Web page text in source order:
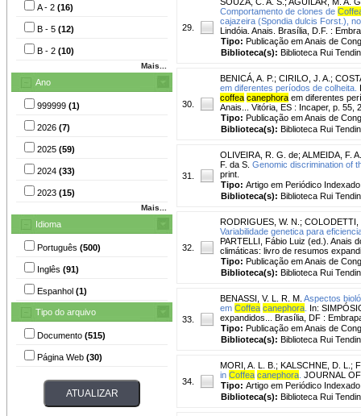
A - 2 (16)
B - 5 (12)
B - 2 (10)
Mais...
Ano
999999 (1)
2026 (7)
2025 (59)
2024 (33)
2023 (15)
Mais...
Idioma
Português (500)
Inglês (91)
Espanhol (1)
Tipo do arquivo
Documento (515)
Página Web (30)
29.
Comportamento de clones de
cajazeira (Spondia dulcis Forst.),
Lindóia. Anais. Brasília, D.F. :
Tipo: Publicação em Anais de
Biblioteca(s): Biblioteca Rui
30.
BENICÁ, A. P. ; CIRILO, J. A. ;
em diferentes períodos de colheita.
coffea canephora em diferentes
Anais... Vitória, ES : Incaper, p. 55,
Tipo: Publicação em Anais de
Biblioteca(s): Biblioteca Rui
31.
OLIVEIRA, R. G. de; ALMEIDA, F.
F. da S. Genomic discrimination of
print.
Tipo: Artigo em Periódico Indexado
Biblioteca(s): Biblioteca Rui
32.
RODRIGUES, W. N. ; COLODETTI,
Variabilidade genetica para
PARTELLI, Fábio Luiz (ed.). Anais
climáticas: livro de resumos
Tipo: Publicação em Anais de
Biblioteca(s): Biblioteca Rui
33.
BENASSI, V. L. R. M. Aspectos
em Coffea canephora In:
expandidos... Brasília, DF :
Tipo: Publicação em Anais de
Biblioteca(s): Biblioteca Rui
34.
MORI, A. L. B. ; KALSCHNE, D. L. ;
in Coffea canephora JOURNAL
Tipo: Artigo em Periódico Indexado
Biblioteca(s): Biblioteca Rui